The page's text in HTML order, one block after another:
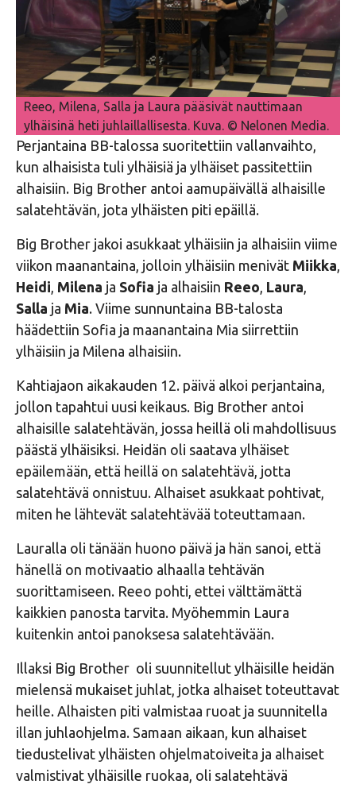
Reeo, Milena, Salla ja Laura pääsivät nauttimaan
ylhäisinä heti juhlaillallisesta. Kuva. © Nelonen Media.
Perjantaina BB-talossa suoritettiin vallanvaihto,
kun alhaisista tuli ylhäisiä ja ylhäiset passitettiin
alhaisiin. Big Brother antoi aamupäivällä alhaisille
salatehtävän, jota ylhäisten piti epäillä.
Big Brother jakoi asukkaat ylhäisiin ja alhaisiin viime
viikon maanantaina, jolloin ylhäisiin menivät Miikka,
Heidi, Milena ja Sofia ja alhaisiin Reeo, Laura,
Salla ja Mia. Viime sunnuntaina BB-talosta
häädettiin Sofia ja maanantaina Mia siirrettiin
ylhäisiin ja Milena alhaisiin.
Kahtiajaon aikakauden 12. päivä alkoi perjantaina,
jollon tapahtui uusi keikaus. Big Brother antoi
alhaisille salatehtävän, jossa heillä oli mahdollisuus
päästä ylhäisiksi. Heidän oli saatava ylhäiset
epäilemään, että heillä on salatehtävä, jotta
salatehtävä onnistuu. Alhaiset asukkaat pohtivat,
miten he lähtevät salatehtävää toteuttamaan.
Lauralla oli tänään huono päivä ja hän sanoi, että
hänellä on motivaatio alhaalla tehtävän
suorittamiseen. Reeo pohti, ettei välttämättä
kaikkien panosta tarvita. Myöhemmin Laura
kuitenkin antoi panoksesa salatehtävään.
Illaksi Big Brother oli suunnitellut ylhäisille heidän
mielensä mukaiset juhlat, jotka alhaiset toteuttavat
heille. Alhaisten piti valmistaa ruoat ja suunnitella
illan juhlaohjelma. Samaan aikaan, kun alhaiset
tiedustelivat ylhäisten ohjelmatoiveita ja alhaiset
valmistivat ylhäisille ruokaa, oli salatehtävä